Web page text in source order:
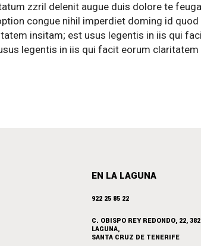
zzril delenit augue duis dolore te
congue nihil imperdiet doming id quod
insitam; est usus legentis in iis qui
legentis in iis qui facit eorum
EN LA LAGUNA
922 25 85 22
C. OBISPO REY REDONDO, 22,
LAGUNA,
SANTA CRUZ DE TENERIFE